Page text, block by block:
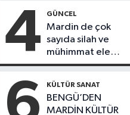
ürünlerini satarak
köydeki
çoçuklara kitap
desteğinde
bulundu
4 GÜNCEL
Mardin de çok
sayıda silah ve
mühimmat ele
geçirildi
KÜLTÜR SANAT
BENGÜ’DEN
MARDİN KÜLTÜR